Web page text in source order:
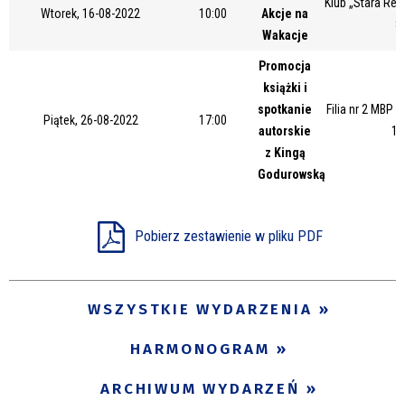
Wtorek, 16-08-2022 10:00
Akcje na
Wakacje
8
Piątek, 26-08-2022 17:00
Promocja
książki i
spotkanie
autorskie
z Kingą
Godurowską
Filia nr 2 MBP
17
Pobierz zestawienie w pliku PDF
WSZYSTKIE WYDARZENIA
HARMONOGRAM
ARCHIWUM WYDARZEŃ